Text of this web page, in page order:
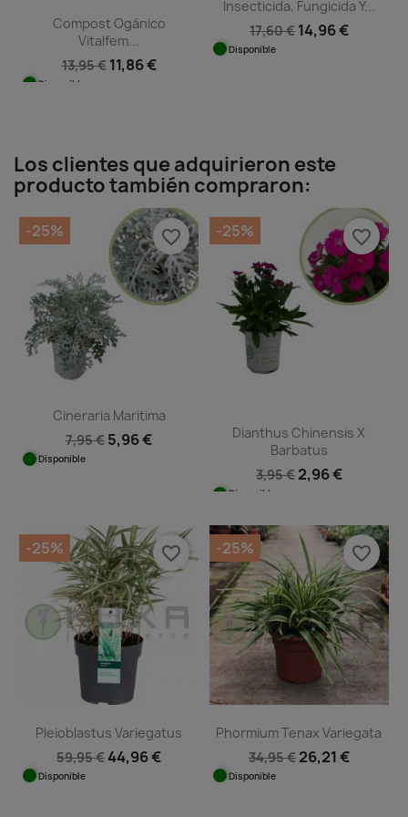
Compost Ogánico
Vitalfem...
13,95 € 11,86 €
Disponible
Insecticida, Fungicida Y...
17,60 € 14,96 €
Disponible
Los clientes que adquirieron este
producto también compraron:
Cineraria Maritima
7,95 € 5,96 €
Disponible
-25% favorite_border
Dianthus Chinensis X
Barbatus
3,95 € 2,96 €
Disponible
-25% favorite_border
Pleioblastus Variegatus
59,95 € 44,96 €
Disponible
-25% favorite_border
Phormium Tenax Variegata
34,95 € 26,21 €
Disponible
-25% favorite_border